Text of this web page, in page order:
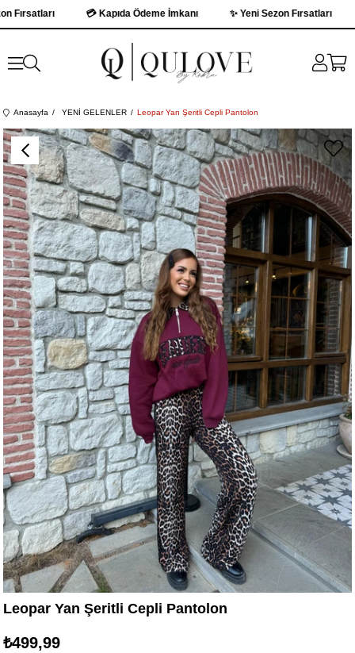
💳 Kapıda Ödeme İmkanı ✨ Yeni Sezon Fırsatları
Anasayfa YENİ GELENLER Leopar Yan Şeritli Cepli Pantolon
Leopar Yan Şeritli Cepli Pantolon
₺499,99